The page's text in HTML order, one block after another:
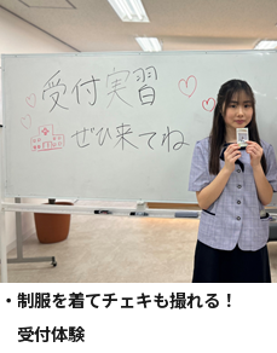
・制服を着てチェキも撮れる！
受付体験